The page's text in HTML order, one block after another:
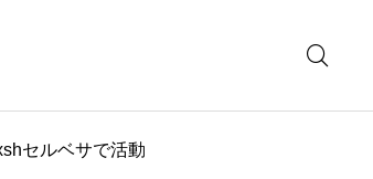
セルベサで活動